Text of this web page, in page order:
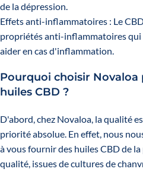
de la dépression.
Effets anti-inflammatoires : Le
propriétés anti-inflammatoires
aider en cas d'inflammation.
Pourquoi choisir Novaloa
huiles CBD ?
D'abord, chez Novaloa, la qualité
priorité absolue. En effet, nous
à vous fournir des huiles CBD de
qualité, issues de cultures de